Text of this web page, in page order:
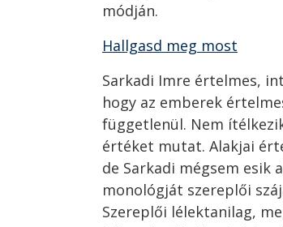
módján.
Hallgasd meg most
Sarkadi Imre értelmes,
hogy az emberek
függetlenül. Nem
értéket mutat. Alakjai
de Sarkadi mégsem esik
monológját szereplői
Szereplői lélektanilag,